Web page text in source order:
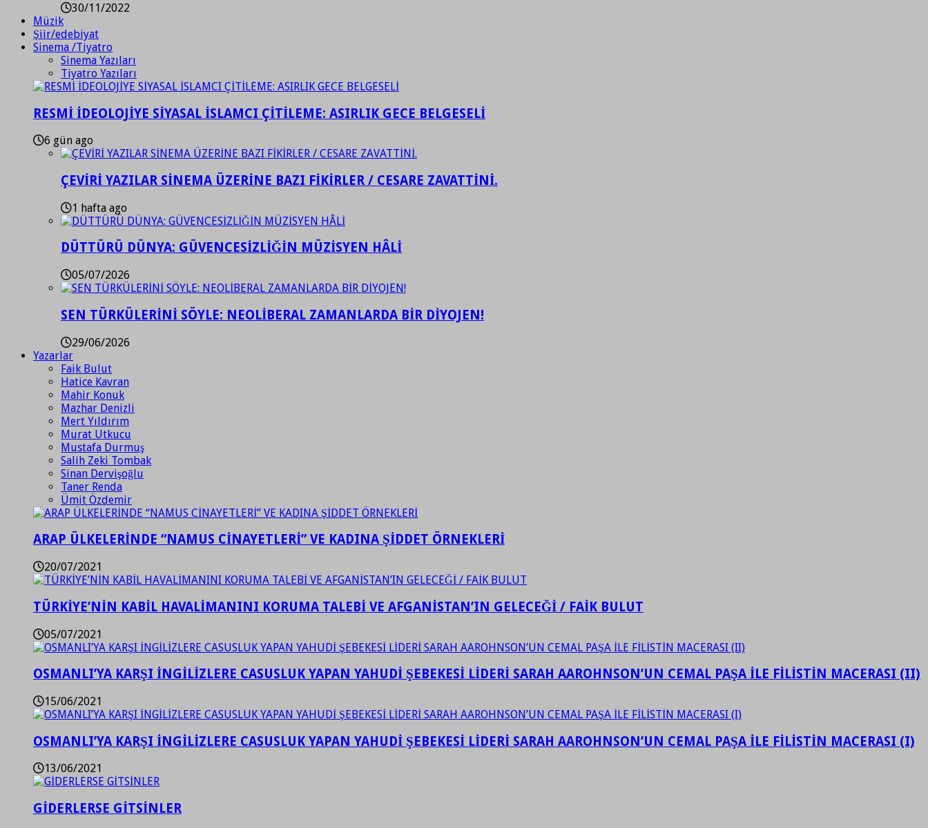
30/11/2022
Müzik
Şiir/edebiyat
Sinema /Tiyatro
Sinema Yazıları
Tiyatro Yazıları
RESMİ İDEOLOJİYE SİYASAL İSLAMCI ÇİTİLEME: ASIRLIK GECE BELGESELİ
6 gün ago
ÇEVİRİ YAZILAR SİNEMA ÜZERİNE BAZI FİKİRLER / CESARE ZAVATTİNİ.
1 hafta ago
DÜTTÜRÜ DÜNYA: GÜVENCESİZLİĞİN MÜZİSYEN HÂLİ
05/07/2026
SEN TÜRKÜLERİNİ SÖYLE: NEOLİBERAL ZAMANLARDA BİR DİYOJEN!
29/06/2026
Yazarlar
Faik Bulut
Hatice Kavran
Mahir Konuk
Mazhar Denizli
Mert Yıldırım
Murat Utkucu
Mustafa Durmuş
Salih Zeki Tombak
Sinan Dervişoğlu
Taner Renda
Ümit Özdemir
ARAP ÜLKELERİNDE “NAMUS CİNAYETLERİ” VE KADINA ŞİDDET ÖRNEKLERİ
20/07/2021
TÜRKİYE’NİN KABİL HAVALİMANINI KORUMA TALEBİ VE AFGANİSTAN’IN GELECEĞİ / FAİK BULUT
05/07/2021
OSMANLI’YA KARŞI İNGİLİZLERE CASUSLUK YAPAN YAHUDİ ŞEBEKESİ LİDERİ SARAH AAROHNSON’UN CEMAL PAŞA İLE FİLİSTİN MACERASI (II)
15/06/2021
OSMANLI’YA KARŞI İNGİLİZLERE CASUSLUK YAPAN YAHUDİ ŞEBEKESİ LİDERİ SARAH AAROHNSON’UN CEMAL PAŞA İLE FİLİSTİN MACERASI (I)
13/06/2021
GİDERLERSE GİTSİNLER